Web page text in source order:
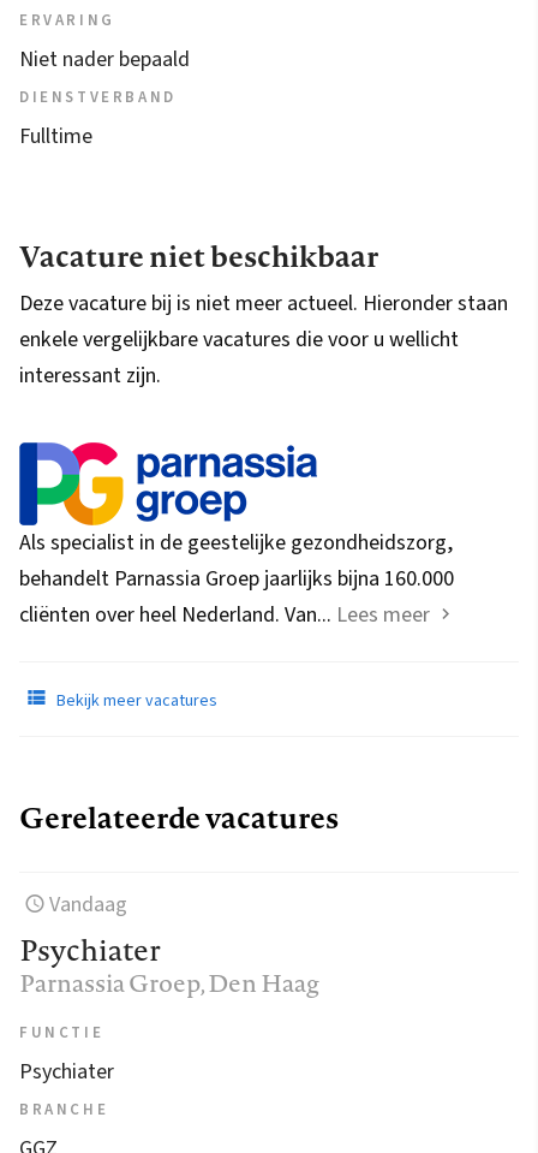
ERVARING
Niet nader bepaald
DIENSTVERBAND
Fulltime
Vacature niet beschikbaar
Deze vacature bij is niet meer actueel. Hieronder staan
enkele vergelijkbare vacatures die voor u wellicht
interessant zijn.
Als specialist in de geestelijke gezondheidszorg,
behandelt Parnassia Groep jaarlijks bijna 160.000
cliënten over heel Nederland. Van... Lees meer
Bekijk meer vacatures
Gerelateerde vacatures
Vandaag
Psychiater
Parnassia Groep, Den Haag
FUNCTIE
Psychiater
BRANCHE